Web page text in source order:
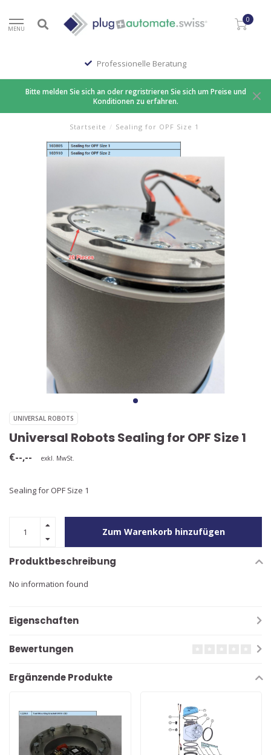
MENU
0
Professionelle Beratung
Bitte melden Sie sich an oder regristrieren Sie sich um Preise und
Konditionen zu erfahren.
Startseite / Sealing for OPF Size 1
UNIVERSAL ROBOTS
Universal Robots Sealing for OPF Size 1
€--,-- exkl. MwSt.
Sealing for OPF Size 1
Zum Warenkorb hinzufügen
Produktbeschreibung
No information found
Eigenschaften
Bewertungen
Ergänzende Produkte